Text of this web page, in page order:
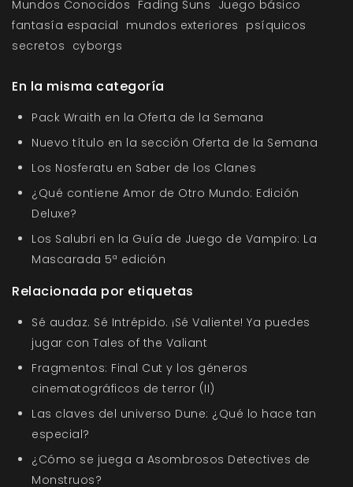
Mundos Conocidos Fading Suns Juego básico
fantasía espacial mundos exteriores psíquicos
secretos cyborgs
En la misma categoría
Pack Wraith en la Oferta de la Semana
Nuevo título en la sección Oferta de la Semana
Los Nosferatu en Saber de los Clanes
¿Qué contiene Amor de Otro Mundo: Edición
Deluxe?
Los Salubri en la Guía de Juego de Vampiro: La
Mascarada 5ª edición
Relacionada por etiquetas
Sé audaz. Sé Intrépido. ¡Sé Valiente! Ya puedes
jugar con Tales of the Valiant
Fragmentos: Final Cut y los géneros
cinematográficos de terror (II)
Las claves del universo Dune: ¿Qué lo hace tan
especial?
¿Cómo se juega a Asombrosos Detectives de
Monstruos?